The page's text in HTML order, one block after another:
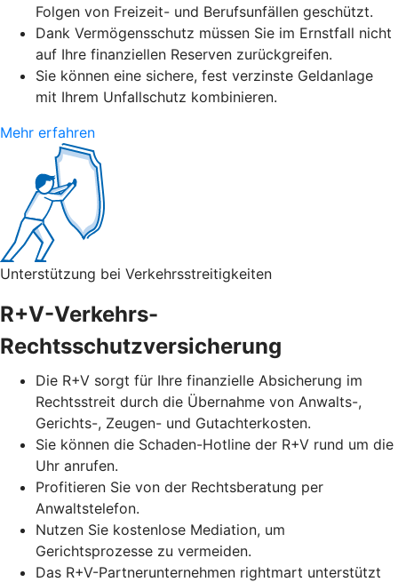
Folgen von Freizeit- und Berufsunfällen geschützt.
Dank Vermögensschutz müssen Sie im Ernstfall nicht
auf Ihre finanziellen Reserven zurückgreifen.
Sie können eine sichere, fest verzinste Geldanlage
mit Ihrem Unfallschutz kombinieren.
Mehr erfahren
Unterstützung bei Verkehrsstreitigkeiten
R+V-Verkehrs-
Rechtsschutzversicherung
Die R+V sorgt für Ihre finanzielle Absicherung im
Rechtsstreit durch die Übernahme von Anwalts-,
Gerichts-, Zeugen- und Gutachterkosten.
Sie können die Schaden-Hotline der R+V rund um die
Uhr anrufen.
Profitieren Sie von der Rechtsberatung per
Anwaltstelefon.
Nutzen Sie kostenlose Mediation, um
Gerichtsprozesse zu vermeiden.
Das R+V-Partnerunternehmen rightmart unterstützt